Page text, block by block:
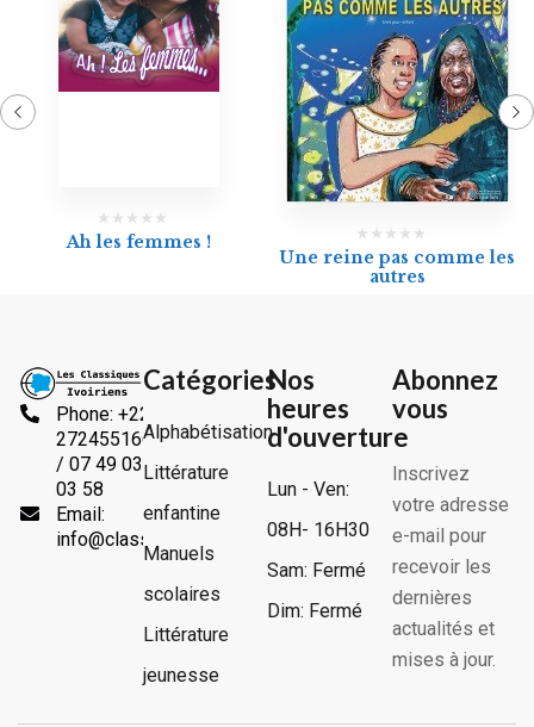
Ah les femmes !
Une reine pas comme les
autres
Phone: +225
2724551666
/ 07 49 03
03 58
Email:
info@classiquesivoiriens.com
Catégories
Alphabétisation
Littérature
enfantine
Manuels
scolaires
Littérature
jeunesse
Nos
heures
d'ouverture
Lun - Ven:
08H- 16H30
Sam: Fermé
Dim: Fermé
Abonnez
vous
Inscrivez
votre adresse
e-mail pour
recevoir les
dernières
actualités et
mises à jour.